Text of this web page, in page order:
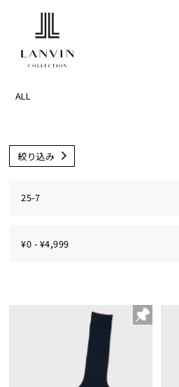
ALL
絞り込み
25-7
¥0 - ¥4,999